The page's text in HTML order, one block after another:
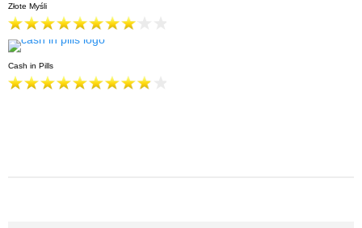
Złote Myśli
Cash in Pills